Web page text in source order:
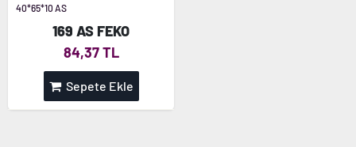
40*65*10 AS
169 AS FEKO
84,37 TL
Sepete Ekle